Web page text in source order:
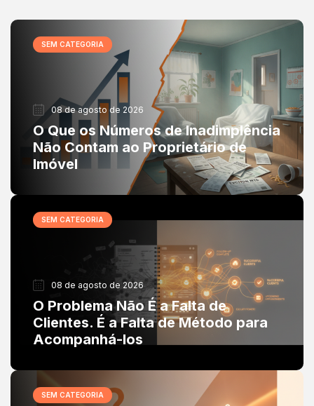
SEM CATEGORIA
08 de agosto de 2026
O Que os Números de Inadimplência
Não Contam ao Proprietário de
Imóvel
SEM CATEGORIA
08 de agosto de 2026
O Problema Não É a Falta de
Clientes. É a Falta de Método para
Acompanhá-los
SEM CATEGORIA